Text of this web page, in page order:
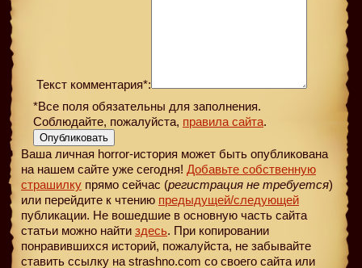
Текст комментария*:
*Все поля обязательны для заполнения.
Соблюдайте, пожалуйста, правила сайта.
Опубликовать
Ваша личная horror-история может быть опубликована
на нашем сайте уже сегодня! Добавьте собственную
страшилку прямо сейчас (регистрация не требуется)
или перейдите к чтению предыдущей/следующей
публикации. Не вошедшие в основную часть сайта
статьи можно найти здесь. При копировании
понравившихся историй, пожалуйста, не забывайте
ставить ссылку на strashno.com со своего сайта или